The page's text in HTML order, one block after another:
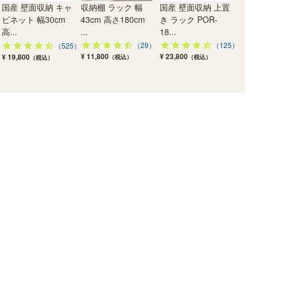
国産 壁面収納 キャ
ビネット 幅30cm
高...
（525）
¥ 19,800 （税込）
収納棚 ラック 幅
43cm 高さ180cm
...
（29）
¥ 11,800 （税込）
国産 壁面収納 上置
き ラック POR-
18...
（125）
¥ 23,800 （税込）